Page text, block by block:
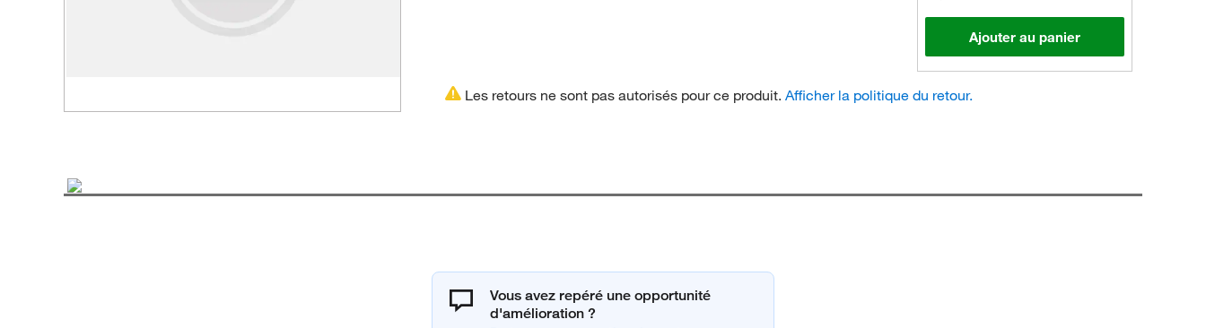
Ajouter au panier
Les retours ne sont pas autorisés pour ce produit. Afficher la politique du retour.
Vous avez repéré une opportunité
d'amélioration ?